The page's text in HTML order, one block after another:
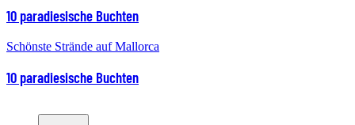
10 paradiesische Buchten
Schönste Strände auf Mallorca
10 paradiesische Buchten